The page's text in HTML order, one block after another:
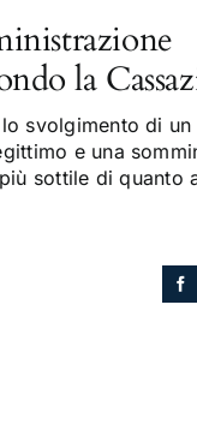
la
svolgimento di
e una
sottile di quanto